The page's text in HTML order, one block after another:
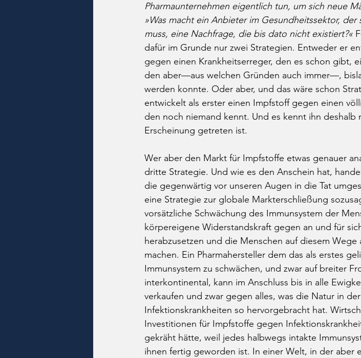
Pharmaunternehmen eigentlich tun, um sich neue
»Was macht ein Anbieter im Gesundheitssektor,
muss, eine Nachfrage, die bis dato nicht existiert?«
dafür im Grunde nur zwei Strategien. Entweder er
gegen einen Krankheitserreger, den es schon gibt,
den aber—aus welchen Gründen auch immer—,
werden konnte. Oder aber, und das wäre schon
entwickelt als erster einen Impfstoff gegen einen
den noch niemand kennt. Und es kennt ihn deshalb
Erscheinung getreten ist.
Wer aber den Markt für Impfstoffe etwas genauer
dritte Strategie. Und wie es den Anschein hat,
die gegenwärtig vor unseren Augen in die Tat
eine Strategie zur globale Markterschließung
vorsätzliche Schwächung des Immunsystem der
körpereigene Widerstandskraft gegen an und für
herabzusetzen und die Menschen auf diesem
machen. Ein Pharmahersteller dem das als erstes
Immunsystem zu schwächen, und zwar auf breiter
interkontinental, kann im Anschluss bis in alle
verkaufen und zwar gegen alles, was die Natur in
Infektionskrankheiten so hervorgebracht hat.
Investitionen für Impfstoffe gegen
gekräht hätte, weil jedes halbwegs intakte
ihnen fertig geworden ist. In einer Welt, in der aber